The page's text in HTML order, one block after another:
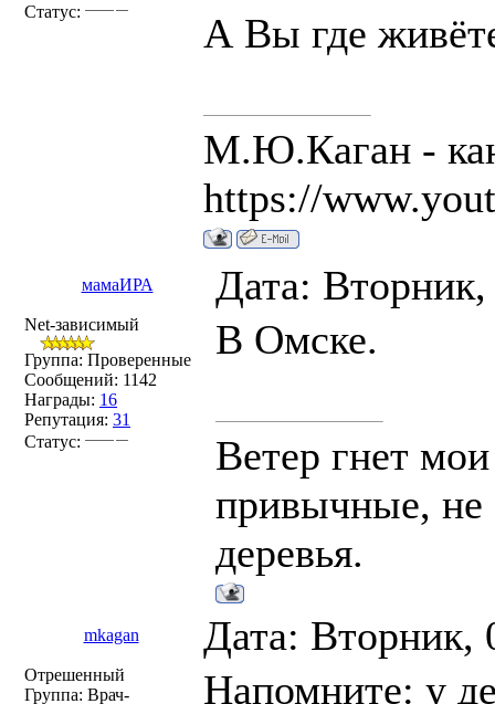
Статус:
А Вы где
М.Ю.Каган -
https://
мамаИРА Дата:
Net-зависимый
Группа: Проверенные
Сообщений: 1142
Награды: 16
Репутация: 31
Статус:
В Омске.
Ветер гнет
привычные, не
деревья.
mkagan Дата: Вторник,
Отрешенный
Группа: Врач-
Напомните: у